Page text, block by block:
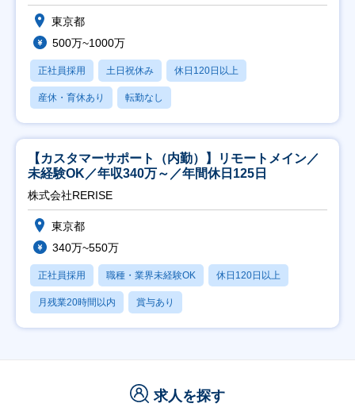
東京都
500万~1000万
正社員採用 土日祝休み 休日120日以上
産休・育休あり 転勤なし
【カスタマーサポート（内勤）】リモートメイン／
未経験OK／年収340万～／年間休日125日
株式会社RERISE
東京都
340万~550万
正社員採用 職種・業界未経験OK 休日120日以上
月残業20時間以内 賞与あり
求人を探す